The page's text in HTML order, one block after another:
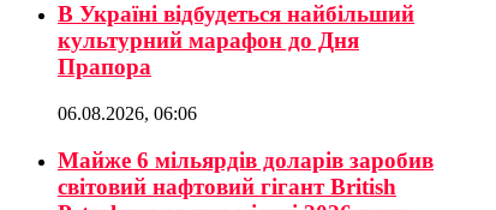
В Україні відбудеться найбільший
культурний марафон до Дня
Прапора
06.08.2026, 06:06
Майже 6 мільярдів доларів заробив
світовий нафтовий гігант British